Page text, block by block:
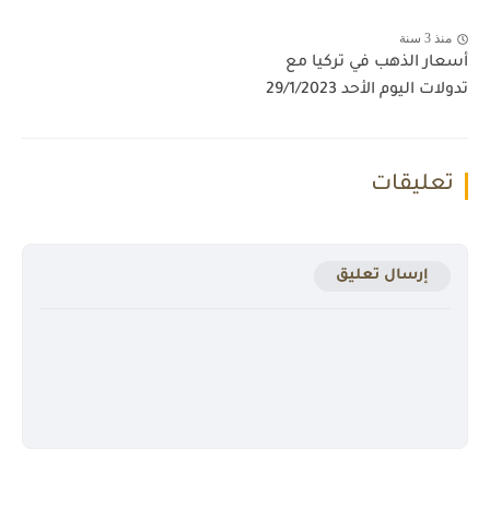
منذ 3 سنة
أسعار الذهب في تركيا مع
تدولات اليوم الأحد 29/1/2023
تعليقات
إرسال تعليق